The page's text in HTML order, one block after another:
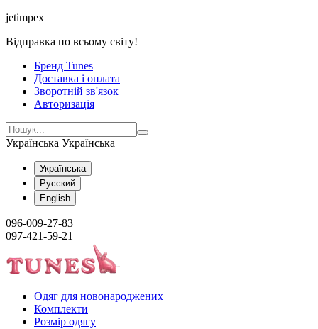
jetimpex
Відправка по всьому світу!
Бренд Tunes
Доставка і оплата
Зворотній зв'язок
Авторизація
Українська Українська
Українська
Русский
English
096-009-27-83
097-421-59-21
Одяг для новонароджених
Комплекти
Розмір одягу